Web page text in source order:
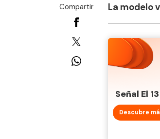
Compartir La modelo
Señal El 13
Descubre